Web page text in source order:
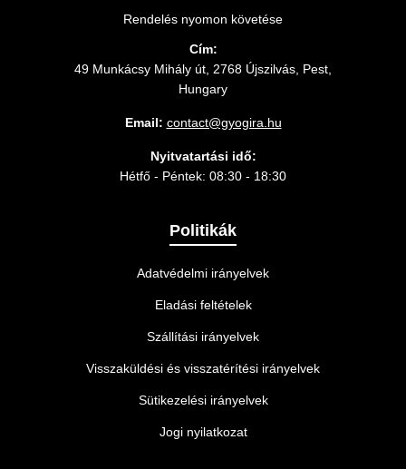
Rendelés nyomon követése
Cím:
49 Munkácsy Mihály út, 2768 Újszilvás, Pest,
Hungary
Email: contact@gyogira.hu
Nyitvatartási idő:
Hétfő - Péntek: 08:30 - 18:30
Politikák
Adatvédelmi irányelvek
Eladási feltételek
Szállítási irányelvek
Visszaküldési és visszatérítési irányelvek
Sütikezelési irányelvek
Jogi nyilatkozat